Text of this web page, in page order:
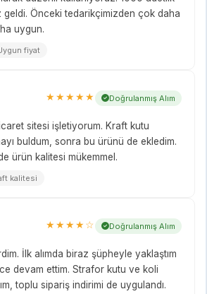
geldi. Önceki tedarikçimizden çok daha
uygun.
fiyat
★★★★★ Doğrulanmış Alım
sitesi işletiyorum. Kraft kutu
buldum, sonra bu ürünü de ekledim.
ürün kalitesi mükemmel.
kalitesi
★★★★☆ Doğrulanmış Alım
İlk alımda biraz şüpheyle yaklaştım
devam ettim. Strafor kutu ve koli
toplu sipariş indirimi de uygulandı.